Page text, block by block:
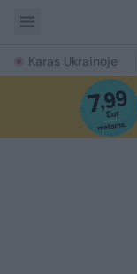
Karas Ukrainoje